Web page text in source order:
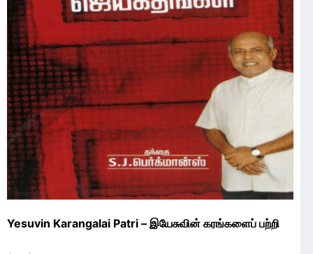
Yesuvin Karangalai Patri – இயேசுவின் கரங்களைப் பற்றி